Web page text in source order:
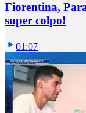
Fiorentina,
super colpo!
01:07